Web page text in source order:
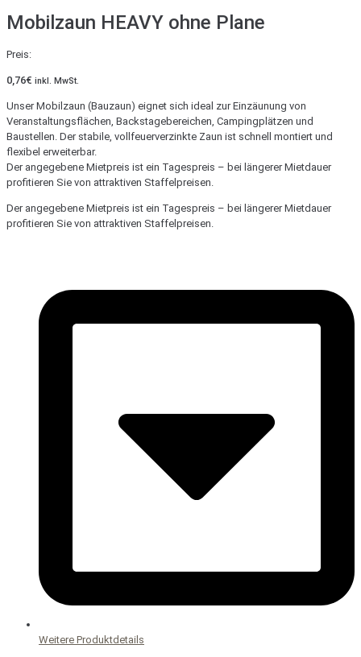
Mobilzaun HEAVY ohne Plane
Preis:
0,76€ inkl. MwSt.
Unser Mobilzaun (Bauzaun) eignet sich ideal zur Einzäunung von
Veranstaltungsflächen, Backstagebereichen, Campingplätzen und
Baustellen. Der stabile, vollfeuerverzinkte Zaun ist schnell montiert und
flexibel erweiterbar.
Der angegebene Mietpreis ist ein Tagespreis – bei längerer Mietdauer
profitieren Sie von attraktiven Staffelpreisen.
Der angegebene Mietpreis ist ein Tagespreis – bei längerer Mietdauer
profitieren Sie von attraktiven Staffelpreisen.
Weitere Produktdetails